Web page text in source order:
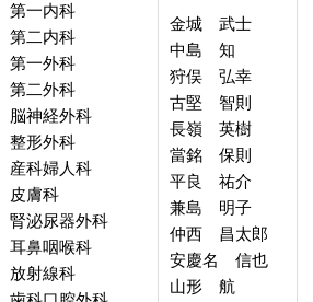
第一内科
第二内科
第一外科
第二外科
脳神経外科
整形外科
産科婦人科
皮膚科
腎泌尿器外科
耳鼻咽喉科
放射線科
金城 武士
中島 知
狩俣 弘幸
古堅 智則
長嶺 英樹
當銘 保則
平良 祐介
兼島 明子
仲西 昌太郎
安慶名 信也
山形 航